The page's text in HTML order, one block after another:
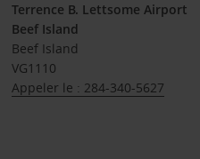
Terrence B. Lettsome Airport
Beef Island
Beef Island
VG1110
Appeler le : 284-340-5627